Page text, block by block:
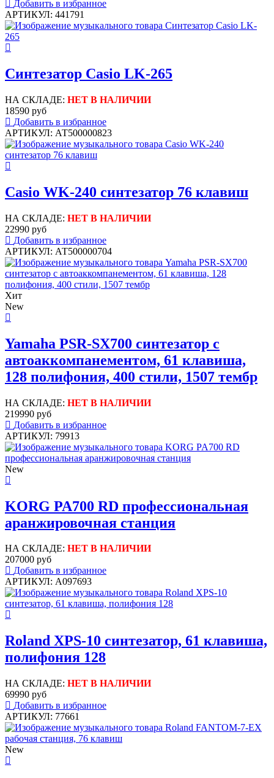
Добавить в избранное
АРТИКУЛ: 441791
Синтезатор Casio LK-265
НА СКЛАДЕ: НЕТ В НАЛИЧИИ
18590 руб
Добавить в избранное
АРТИКУЛ: АТ500000823
Casio WK-240 синтезатор 76 клавиш
НА СКЛАДЕ: НЕТ В НАЛИЧИИ
22990 руб
Добавить в избранное
АРТИКУЛ: АТ500000704
Хит
New
Yamaha PSR-SX700 синтезатор с
автоаккомпанементом, 61 клавиша,
128 полифония, 400 стили, 1507 тембр
НА СКЛАДЕ: НЕТ В НАЛИЧИИ
219990 руб
Добавить в избранное
АРТИКУЛ: 79913
New
KORG PA700 RD профессиональная
аранжировочная станция
НА СКЛАДЕ: НЕТ В НАЛИЧИИ
207000 руб
Добавить в избранное
АРТИКУЛ: A097693
Roland XPS-10 синтезатор, 61 клавиша,
полифония 128
НА СКЛАДЕ: НЕТ В НАЛИЧИИ
69990 руб
Добавить в избранное
АРТИКУЛ: 77661
New